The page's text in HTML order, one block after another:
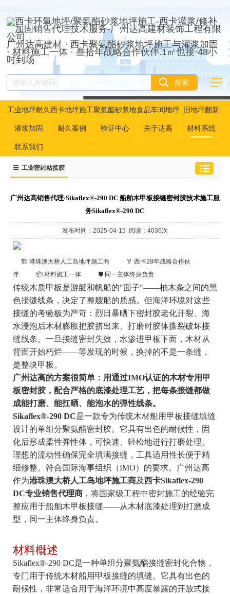
广州达高建材 · 西卡聚氨酯砂浆地坪施工与灌浆加固
· 材料施工一体 · 叁拾年战略合作伙伴.1㎡也接·48小
时到场
工业地坪耐久
性资产管理
西卡地坪施工聚氨酯砂浆地
坪
食品车间地坪 旧地坪翻新
灌浆加固 耐久案例 验证中心 关于达高 材料系统
联系我们
工业密封粘接胶
广州达高销售代理·Sikaflex®-290 DC 船舶木甲板接缝密封胶技术施工服
务Sikaflex®-290 DC
发布时间：2025-04-15 阅读：4036次
🏗️ 港珠澳大桥人工岛地坪施工商
🏅 西卡28年战略合作伙
伴
📦 材料施工一体 🛡️ 同一主体终身负责
传统木质甲板是游艇和帆船的"面子"——柚木条之间的黑
色接缝线条，决定了整艘船的质感。但海洋环境对这些
接缝的考验极为严苛：烈日暴晒下密封胶老化开裂、海
水浸泡后木材膨胀把胶挤出来、打磨时胶体撕裂破坏接
缝线条。一旦接缝密封失效，水渗进甲板下面，木材从
背面开始朽烂——等发现的时候，换掉的不是一条缝，
是整块甲板。
广州达高的方案很简单：用通过IMO认证的木材专用甲
板密封胶，配合严格的底漆处理工艺，把每条接缝都做
成能打磨、能扛晒、能泡水的弹性线条。
Sikaflex®-290 DC是一款专为传统木材船用甲板接缝填缝
设计的单组分聚氨酯密封胶。它具有出色的耐候性，固
化后形成柔性弹性体，可快速、轻松地进行打磨处理。
理想的流动性确保完全填满接缝，工具适用性长便于精
细修整。符合国际海事组织（IMO）的要求。广州达高
作为港珠澳大桥人工岛地坪施工商及西卡Sikaflex-290
DC专业销售代理商，将国家级工程中密封施工的经验完
整应用于船舶木甲板接缝——从木材底漆处理到打磨成
型，同一主体终身负责。
材料概述
Sikaflex®-290 DC是一种单组分聚氨酯接缝密封化合物，
专门用于传统木材船用甲板接缝的填缝。它具有出色的
耐候性，非常适合用于海洋环境中高度暴露的开放式接